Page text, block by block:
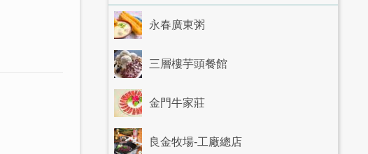
永春廣東粥
三層樓芋頭餐館
金門牛家莊
良金牧場-工廠總店